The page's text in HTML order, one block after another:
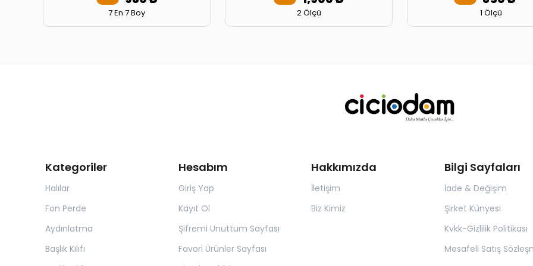
7 En 7 Boy 2 Ölçü 1 Ölçü
Kategoriler
Halılar
Fon Perde
Aydınlatma
Başlık Kılıfı
Hesabım
Giriş Yap
Kayıt Ol
Şifremi Unuttum Sayfası
Favori Ürünler Sayfası
Hakkımızda
İletişim
Biz Kimiz
Bilgi Sayfaları
İade & Değişim
Şirket Künyesi
Kvkk-Gizlilik Politikası
Mesafeli Satış